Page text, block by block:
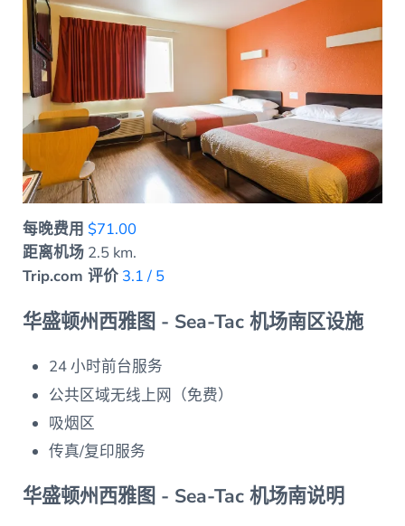
每晚费用 $71.00
距离机场2.5 km.
Trip.com 评价 3.1 / 5
华盛顿州西雅图 - Sea-Tac 机场南区设施
24 小时前台服务
公共区域无线上网（免费）
吸烟区
传真/复印服务
华盛顿州西雅图 - Sea-Tac 机场南说明